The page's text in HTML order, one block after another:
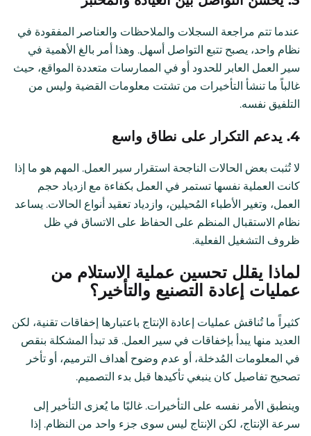
عندما تتم مراجعة السجلات والملاحظات والعناصر المفقودة في
نظام واحد، يصبح تتبع التواصل أسهل. وهذا أمر بالغ الأهمية في
سير العمل العابر للحدود أو في الممارسات متعددة المواقع، حيث
غالباً ما تنشأ التأخيرات من تشتت معلومات القضية وليس من
التلفيق نفسه.
4. يدعم التكرار على نطاق واسع
لا تُثبت بعض الحالات الناجحة استقرار سير العمل. المهم هو ما إذا
كانت العملية نفسها تستمر في العمل بكفاءة مع ازدياد حجم
العمل، وتغير الأطباء المُحيلين، وازدياد تعقيد أنواع الحالات. يساعد
نظام الاستقبال المنظم على الحفاظ على الاتساق في ظل
ظروف التشغيل الفعلية.
لماذا يقلل تحسين عملية الاستلام من
عمليات إعادة التصنيع والتأخير؟
كثيراً ما تُناقش عمليات إعادة الإنتاج باعتبارها إخفاقات تقنية، لكن
العديد منها يبدأ بإخفاقات في سير العمل. قد تبدأ المشكلة بنقص
في المعلومات المُدخلة، أو عدم وضوح أهداف الترميم، أو تأخر
تصحيح تفاصيل كان ينبغي تأكيدها قبل بدء التصميم.
وينطبق الأمر نفسه على التأخيرات. غالبًا ما يُعزى التأخير إلى
سرعة الإنتاج، لكن الإنتاج ليس سوى جزء واحد من النظام. إذا